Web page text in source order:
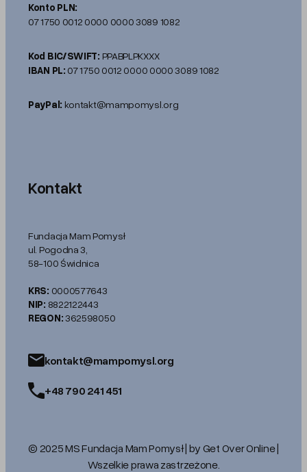
Kontakt
Fundacja Mam Pomysł
ul. Pogodna 3,
58-100 Świdnica
KRS: 0000577643
NIP: 8822122443
REGON:362598050
kontakt@mampomysl.org
+48 790 241 451
Konto PLN:
07 1750 0012 0000 0000 3089 1082
Kod BIC/SWIFT: PPABPLPKXXX
IBAN PL: 07 1750 0012 0000 0000 3089 1082
PayPal: kontakt@mampomysl.org
© 2025 MS Fundacja Mam Pomysł | by Get Over Online |
Wszelkie prawa zastrzeżone.